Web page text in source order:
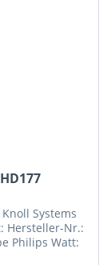
Systems
Hersteller-Nr.:
Philips Watt: